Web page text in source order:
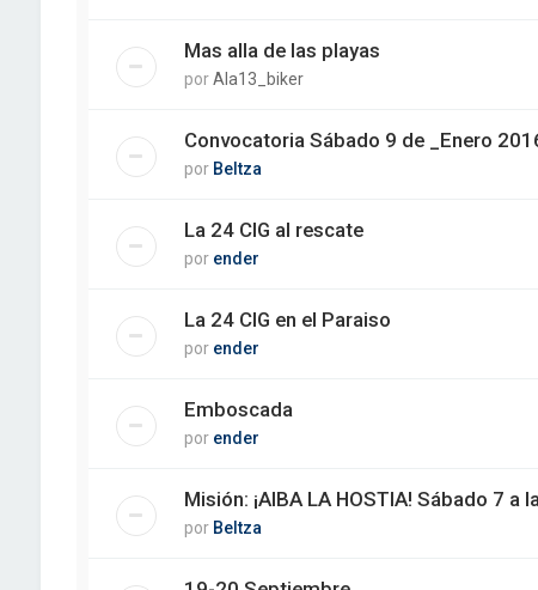
Mas alla de las playas
porAla13_biker
Convocatoria Sábado 9 de _Enero
por Beltza
La 24 CIG al rescate
por ender
La 24 CIG en el Paraiso
por ender
Emboscada
por ender
Misión: ¡AIBA LA HOSTIA! Sábado 7 a
por Beltza